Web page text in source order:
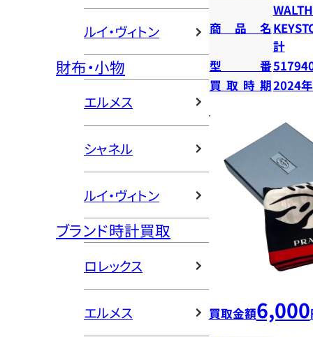
ルイ・ヴィトン
財布・小物
エルメス
シャネル
ルイ・ヴィトン
ブランド時計買取
ロレックス
エルメス
商品名
計
型番
買取時期2024
買取金額6,000